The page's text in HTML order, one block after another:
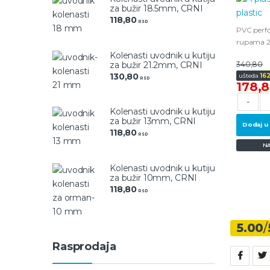
za bužir 18.5mm, CRNI
118,80 RSD
Kolenasti uvodnik u kutiju
za bužir 21.2mm, CRNI
130,80 RSD
Kolenasti uvodnik u kutiju
za bužir 13mm, CRNI
118,80 RSD
Kolenasti uvodnik u kutiju
za bužir 10mm, CRNI
118,80 RSD
Rasprodaja
PVC
rupama
340,80
ušteda
-
Dodaj
5.00/